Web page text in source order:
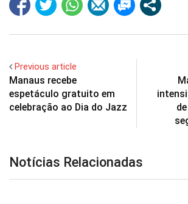
Previous article
Manaus recebe
espetáculo gratuito em
celebração ao Dia do Jazz
Notícias Relacionadas